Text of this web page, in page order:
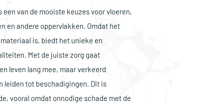
een van de mooiste keuzes voor vloeren,
en andere oppervlakken. Omdat het
is, biedt het unieke en
Met de juiste zorg gaat
leven lang mee, maar verkeerd
leiden tot beschadigingen. Dit is
vooral omdat onnodige schade met de